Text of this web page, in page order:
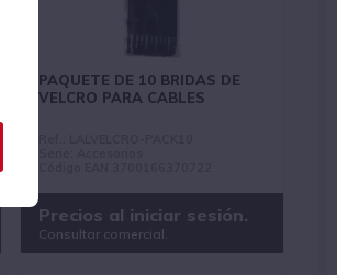
PAQUETE DE 10 BRIDAS DE
VELCRO PARA CABLES
Precios al iniciar sesión.
Consultar comercial.